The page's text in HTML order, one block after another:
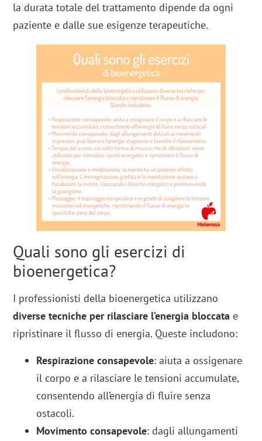
la durata totale del trattamento dipende da ogni
paziente e dalle sue esigenze terapeutiche.
Quali sono gli esercizi di
bioenergetica?
I professionisti della bioenergetica utilizzano
diverse tecniche per rilasciare l’energia bloccata e
ripristinare il flusso di energia. Queste includono:
Respirazione consapevole: aiuta a ossigenare
il corpo e a rilasciare le tensioni accumulate,
consentendo all’energia di fluire senza
ostacoli.
Movimento consapevole: dagli allungamenti